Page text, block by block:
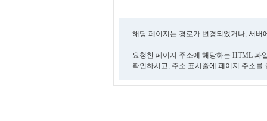
해당 페이지는 경로가 변경되었거나, 서
요청한 페이지 주소에 해당하는 HTML 파
확인하시고, 주소 표시줄에 페이지 주소